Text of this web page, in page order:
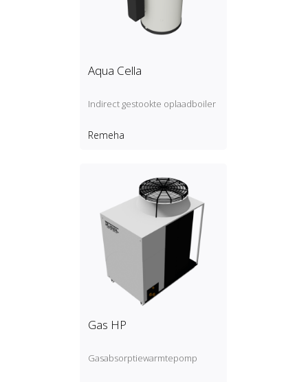
Aqua Cella
Indirect gestookte oplaadboiler
Remeha
Gas HP
Gasabsorptiewarmtepomp